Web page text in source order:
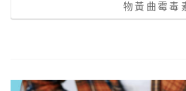
物黃曲霉毒